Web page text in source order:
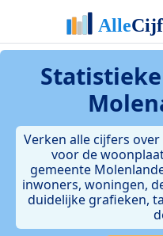
Verken alle cijfers
voor de
gemeente
inwoners, woningen,
duidelijke grafieken,